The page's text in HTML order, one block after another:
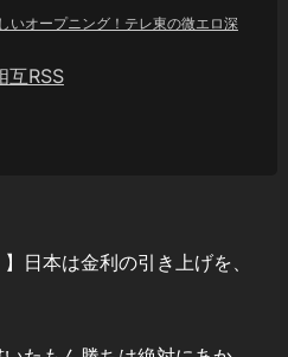
いオープニング！テレ東の微エロ深
RSS
日本は金利の引き上げを、